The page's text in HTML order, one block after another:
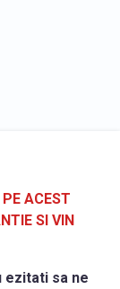
ACEST
SI VIN
ezitati sa ne